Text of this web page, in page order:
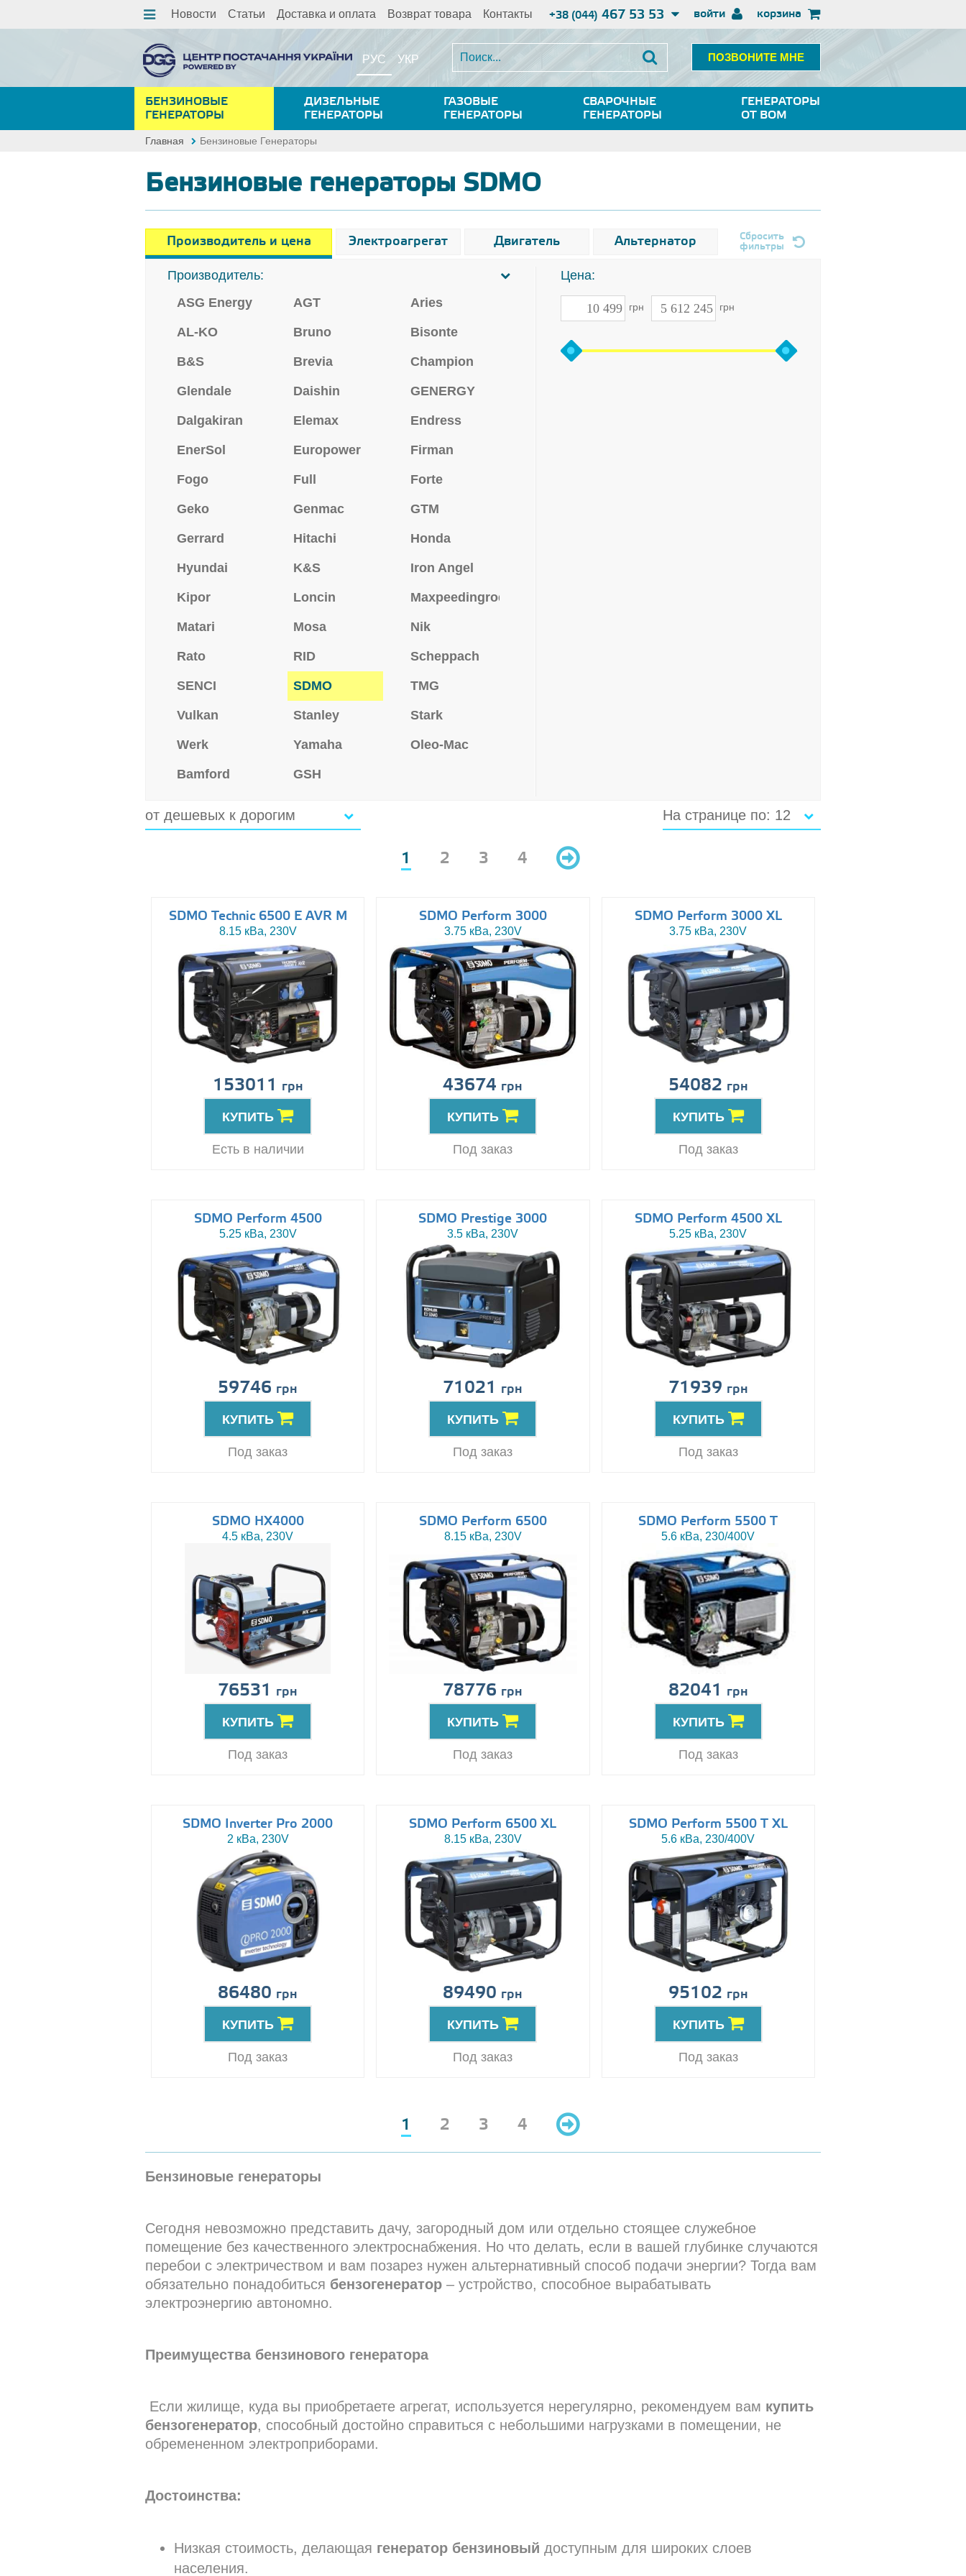
Новости Статьи Доставка и оплата Возврат товара Контакты войти
+38 (044) 467 53 53 корзина
РУС УКР ПОЗВОНИТЕ МНЕ
БЕНЗИНОВЫЕ
ГЕНЕРАТОРЫ
ДИЗЕЛЬНЫЕ
ГЕНЕРАТОРЫ
ГАЗОВЫЕ
ГЕНЕРАТОРЫ
СВАРОЧНЫЕ
ГЕНЕРАТОРЫ
ГЕНЕРАТОРЫ
ОТ ВОМ
Главная Бензиновые Генераторы
Бензиновые генераторы SDMO
Производитель и цена Электроагрегат Двигатель Альтернатор
Сбросить
фильтры
Производитель:
ASG Energy
AGT Aries
AL-KO Bruno Bisonte
B&S Brevia Champion
Glendale Daishin GENERGY
Dalgakiran Elemax Endress
EnerSol Europower Firman
Fogo Full Forte
Geko Genmac GTM
Gerrard Hitachi Honda
Hyundai K&S Iron Angel
Kipor Loncin Maxpeedingrods
Matari Mosa Nik
Rato RID Scheppach
SENCI SDMO TMG
Vulkan Stanley Stark
Werk Yamaha Oleo-Mac
Bamford GSH
Цена:
грн грн
от дешевых к дорогим На странице по: 12
1 2 3 4
SDMO Technic 6500 E AVR M
8.15 кВа, 230V
153011 грн
КУПИТЬ
Есть в наличии
SDMO Perform 3000
3.75 кВа, 230V
43674 грн
КУПИТЬ
Под заказ
SDMO Perform 3000 XL
3.75 кВа, 230V
54082 грн
КУПИТЬ
Под заказ
SDMO Perform 4500
5.25 кВа, 230V
59746 грн
КУПИТЬ
Под заказ
SDMO Prestige 3000
3.5 кВа, 230V
71021 грн
КУПИТЬ
Под заказ
SDMO Perform 4500 XL
5.25 кВа, 230V
71939 грн
КУПИТЬ
Под заказ
SDMO HX4000
4.5 кВа, 230V
76531 грн
КУПИТЬ
Под заказ
SDMO Perform 6500
8.15 кВа, 230V
78776 грн
КУПИТЬ
Под заказ
SDMO Perform 5500 T
5.6 кВа, 230/400V
82041 грн
КУПИТЬ
Под заказ
SDMO Inverter Pro 2000
2 кВа, 230V
86480 грн
КУПИТЬ
Под заказ
SDMO Perform 6500 XL
8.15 кВа, 230V
89490 грн
КУПИТЬ
Под заказ
SDMO Perform 5500 T XL
5.6 кВа, 230/400V
95102 грн
КУПИТЬ
Под заказ
1 2 3 4
Бензиновые генераторы
Сегодня невозможно представить дачу, загородный дом или отдельно стоящее служебное
помещение без качественного электроснабжения. Но что делать, если в вашей глубинке случаются
перебои с электричеством и вам позарез нужен альтернативный способ подачи энергии? Тогда вам
обязательно понадобиться бензогенератор – устройство, способное вырабатывать
электроэнергию автономно.
Преимущества бензинового генератора
Если жилище, куда вы приобретаете агрегат, используется нерегулярно, рекомендуем вам купить
бензогенератор, способный достойно справиться с небольшими нагрузками в помещении, не
обремененном электроприборами.
Достоинства:
Низкая стоимость, делающая генератор бензиновый доступным для широких слоев
населения.